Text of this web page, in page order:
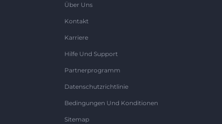
Über Uns
Kontakt
Karriere
Hilfe Und Support
Partnerprogramm
Datenschutzrichtlinie
Bedingungen Und Konditionen
Sitemap